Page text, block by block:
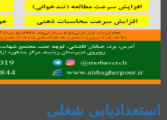
استعدادیابی شغلی